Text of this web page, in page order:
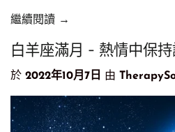
繼續閱讀 →
白羊座滿月 - 熱情中保
於 2022年10月7日 由